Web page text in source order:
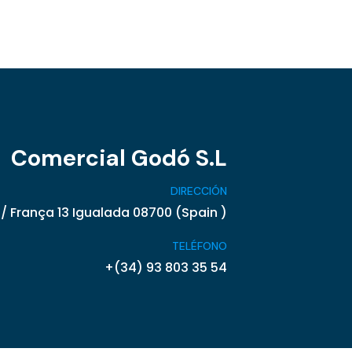
Comercial Godó S.L
DIRECCIÓN
França 13 Igualada 08700 (Spain )
TELÉFONO
+(34) 93 803 35 54